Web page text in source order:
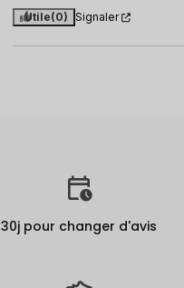
Utile(0) Signaler
30j pour changer d'avis